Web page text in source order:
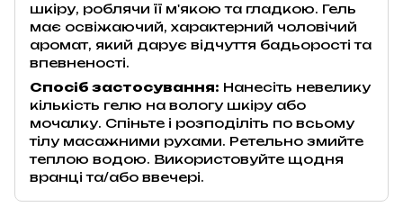
шкіру, роблячи її м'якою та гладкою. Гель
має освіжаючий, характерний чоловічий
аромат, який дарує відчуття бадьорості та
впевненості.
Спосіб застосування: Нанесіть невелику
кількість гелю на вологу шкіру або
мочалку. Спіньте і розподіліть по всьому
тілу масажними рухами. Ретельно змийте
теплою водою. Використовуйте щодня
вранці та/або ввечері.